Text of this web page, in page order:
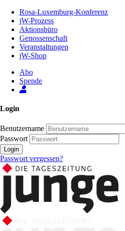
Inhalt
Seite
Rosa-Luxemburg-Konferenz
jW-Prozess
Aktionsbüro
Genossenschaft
Veranstaltungen
jW-Shop
Abo
Spende
Login
Benutzername
Passwort
Login
Passwort vergessen?